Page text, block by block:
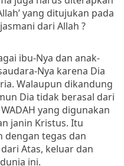
yang ditujukan pada
dari Allah ?
ibu-Nya dan anak-
Nya karena Dia
Walaupun dikandung
Dia tidak berasal dari
yang digunakan
janin Kristus. Itu
dengan tegas dan
Atas, keluar dan
ini.